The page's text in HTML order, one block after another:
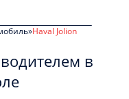
Haval Jolion
в